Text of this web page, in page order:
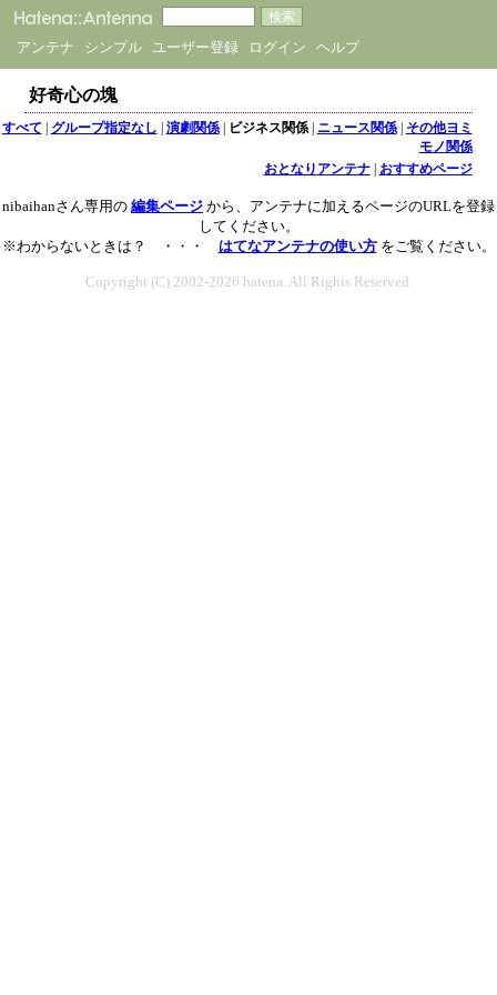
アンテナ シンプル ユーザー登録 ログイン ヘルプ
好奇心の塊
すべて | グループ指定なし | 演劇関係| ビジネス関係| ニュース関係| その他ヨミ
モノ関係
おとなりアンテナ| おすすめページ
nibaihanさん専用の 編集ページ から、アンテナに加えるページのURLを登録
してください。
※わからないときは？ ・・・ はてなアンテナの使い方をご覧ください。
Copyright (C) 2002-2026 hatena. All Rights Reserved.